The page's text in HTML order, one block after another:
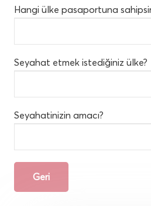
Hangi ülke pasaportuna
Seyahat etmek istediğiniz ülke?
Seyahatinizin amacı?
Geri